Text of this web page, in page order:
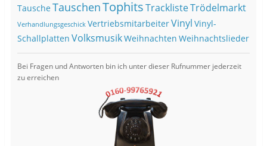
TauscheTauschenTophitsTracklisteTrödelmarkt
Verhandlungsgeschick VertriebsmitarbeiterVinyl Vinyl-
Schallplatten VolksmusikWeihnachten Weihnachtslieder
Bei Fragen und Antworten bin ich unter dieser Rufnummer jederzeit
zu erreichen